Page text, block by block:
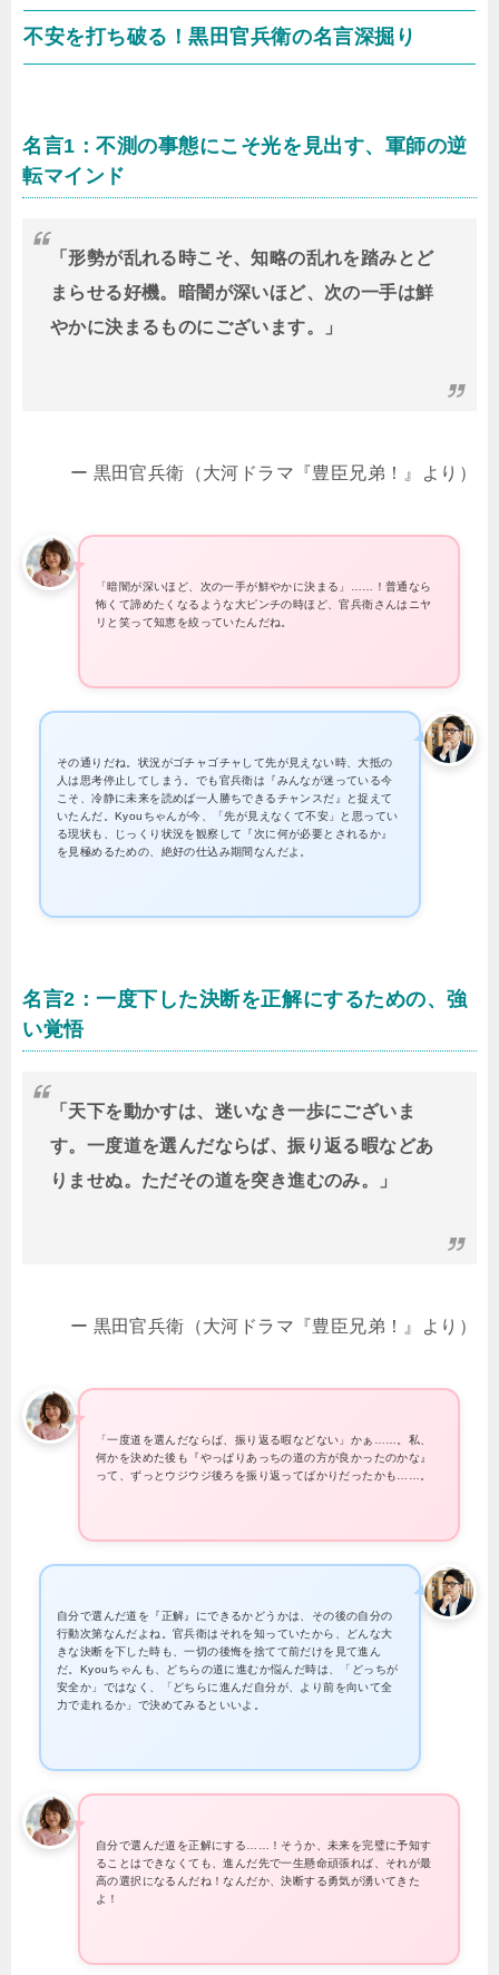
不安を打ち破る！黒田官兵衛の名言深掘り
名言1：不測の事態にこそ光を見出す、軍師の逆
転マインド
「形勢が乱れる時こそ、知略の乱れを踏みとど
まらせる好機。暗闇が深いほど、次の一手は鮮
やかに決まるものにございます。」
ー 黒田官兵衛（大河ドラマ『豊臣兄弟！』より）
「暗闇が深いほど、次の一手が鮮やかに決まる」……！普通なら
怖くて諦めたくなるような大ピンチの時ほど、官兵衛さんはニヤ
リと笑って知恵を絞っていたんだね。
その通りだね。状況がゴチャゴチャして先が見えない時、大抵の
人は思考停止してしまう。でも官兵衛は『みんなが迷っている今
こそ、冷静に未来を読めば一人勝ちできるチャンスだ』と捉えて
いたんだ。Kyouちゃんが今、「先が見えなくて不安」と思ってい
る現状も、じっくり状況を観察して『次に何が必要とされるか』
を見極めるための、絶好の仕込み期間なんだよ。
名言2：一度下した決断を正解にするための、強
い覚悟
「天下を動かすは、迷いなき一歩にございま
す。一度道を選んだならば、振り返る暇などあ
りませぬ。ただその道を突き進むのみ。」
ー 黒田官兵衛（大河ドラマ『豊臣兄弟！』より）
「一度道を選んだならば、振り返る暇などない」かぁ……。私、
何かを決めた後も『やっぱりあっちの道の方が良かったのかな』
って、ずっとウジウジ後ろを振り返ってばかりだったかも……。
自分で選んだ道を『正解』にできるかどうかは、その後の自分の
行動次第なんだよね。官兵衛はそれを知っていたから、どんな大
きな決断を下した時も、一切の後悔を捨てて前だけを見て進ん
だ。Kyouちゃんも、どちらの道に進むか悩んだ時は、「どっちが
安全か」ではなく、「どちらに進んだ自分が、より前を向いて全
力で走れるか」で決めてみるといいよ。
自分で選んだ道を正解にする……！そうか、未来を完璧に予知す
ることはできなくても、進んだ先で一生懸命頑張れば、それが最
高の選択になるんだね！なんだか、決断する勇気が湧いてきた
よ！